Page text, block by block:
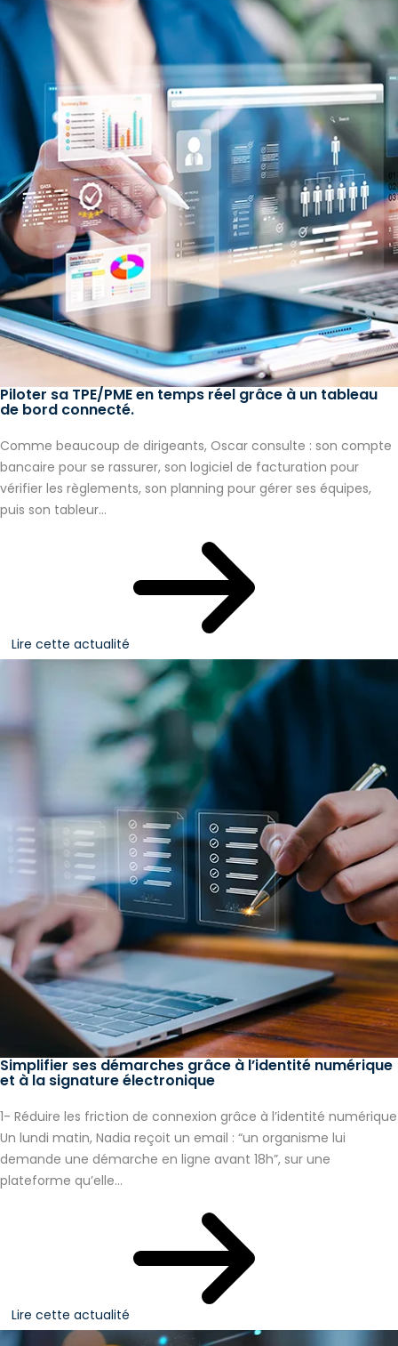
Piloter sa TPE/PME en temps réel grâce à un tableau
de bord connecté.
Comme beaucoup de dirigeants, Oscar consulte : son compte
bancaire pour se rassurer, son logiciel de facturation pour
vérifier les règlements, son planning pour gérer ses équipes,
puis son tableur...
Lire cette actualité
Simplifier ses démarches grâce à l’identité numérique
et à la signature électronique
1- Réduire les friction de connexion grâce à l’identité numérique
Un lundi matin, Nadia reçoit un email : “un organisme lui
demande une démarche en ligne avant 18h”, sur une
plateforme qu’elle...
Lire cette actualité